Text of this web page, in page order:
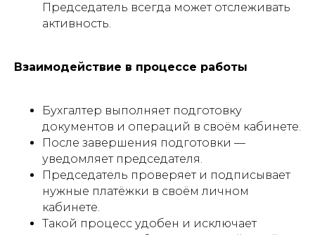
Председатель всегда может отслеживать
активность.
Взаимодействие в процессе работы
Бухгалтер выполняет подготовку
документов и операций в своём кабинете.
После завершения подготовки —
уведомляет председателя.
Председатель проверяет и подписывает
нужные платёжки в своём личном
кабинете.
Такой процесс удобен и исключает